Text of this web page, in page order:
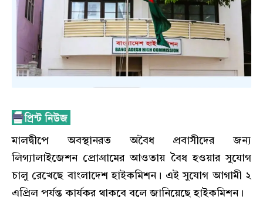
মালদ্বীপে অবস্থানরত অবৈধ প্রবাসীদের জন্য
লিগ্যালাইজেশন প্রোগ্রামের আওতায় বৈধ হওয়ার সুযোগ
চালু রেখেছে বাংলাদেশ হাইকমিশন। এই সুযোগ আগামী ২
এপ্রিল পর্যন্ত কার্যকর থাকবে বলে জানিয়েছে হাইকমিশন।